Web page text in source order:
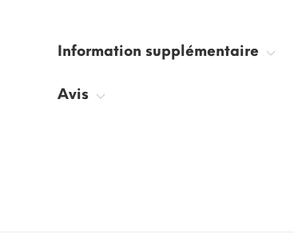
Information supplémentaire
Avis